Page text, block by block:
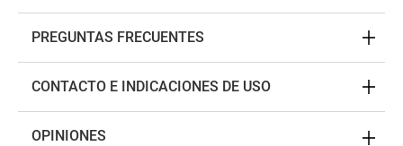
PREGUNTAS FRECUENTES
CONTACTO E INDICACIONES DE USO
OPINIONES